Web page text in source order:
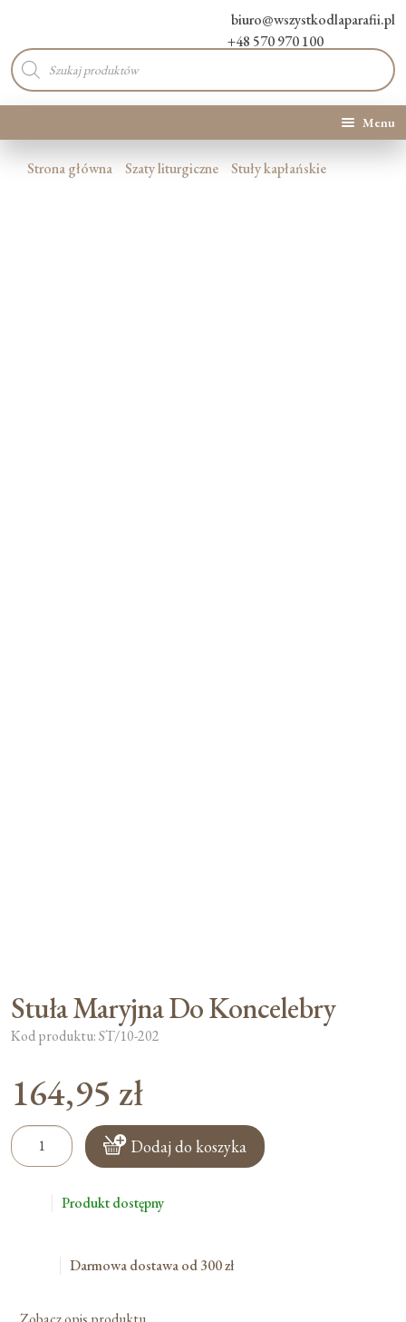
biuro@wszystkodlaparafii.pl
+48 570 970 100
Wyszukiwarka
produktów
Menu
Kategorie produktów
Strona główna Szaty liturgiczne Stuły kapłańskie
Stuła Maryjna Do Koncelebry
Kod produktu: ST/10-202
164,95 zł
ilość
Stuła
Dodaj do koszyka
Produkt dostępny
Darmowa dostawa od 300 zł